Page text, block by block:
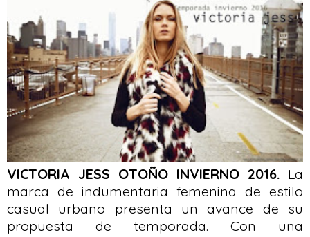
VICTORIA JESS OTOÑO INVIERNO 2016. La
marca de indumentaria femenina de estilo
casual urbano presenta un avance de su
propuesta de temporada. Con una